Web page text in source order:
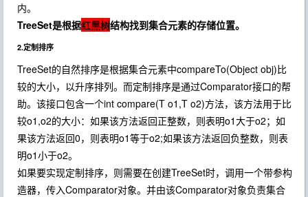
内。
TreeSet是根据红黑树结构找到集合元素的存储位置。
2.定制排序
TreeSet的自然排序是根据集合元素中compareTo(Object obj)比
较的大小，以升序排列。而定制排序是通过Comparator接口的帮
助。该接口包含一个int compare(T o1,T o2)方法，该方法用于比
较o1,o2的大小：如果该方法返回正整数，则表明o1大于o2；如
果该方法返回0，则表明o1等于o2;如果该方法返回负整数，则表
明o1小于o2。
如果要实现定制排序，则需要在创建TreeSet时，调用一个带参构
造器，传入Comparator对象。并由该Comparator对象负责集合